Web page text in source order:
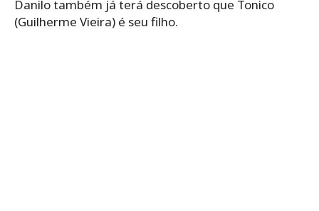
Danilo também já terá descoberto que Tonico
(Guilherme Vieira) é seu filho.